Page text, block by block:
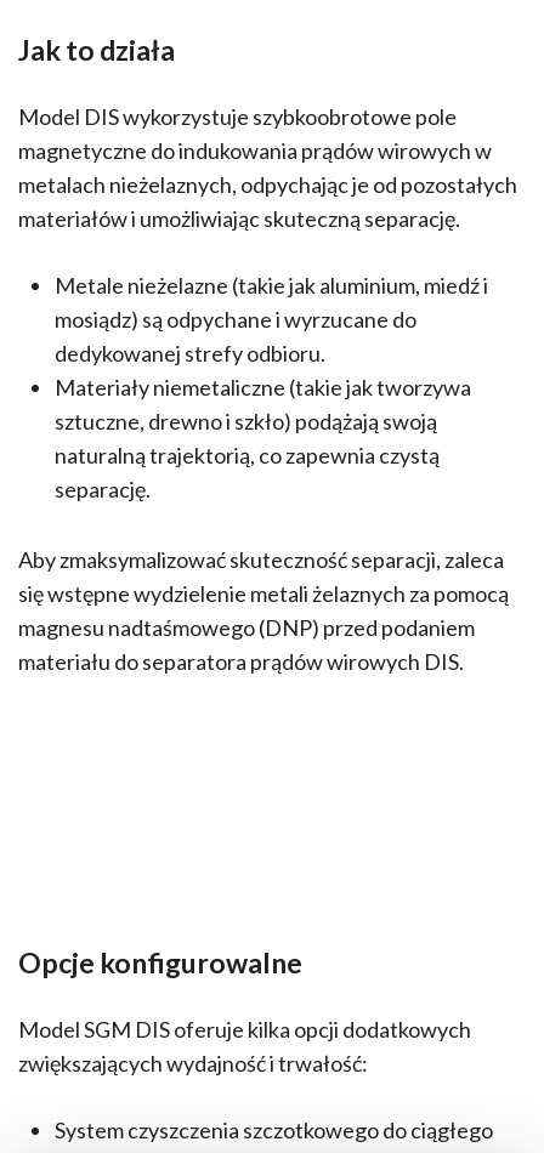
Jak to działa
Model DIS wykorzystuje szybkoobrotowe pole
magnetyczne do indukowania prądów wirowych w
metalach nieżelaznych, odpychając je od pozostałych
materiałów i umożliwiając skuteczną separację.
Metale nieżelazne (takie jak aluminium, miedź i
mosiądz) są odpychane i wyrzucane do
dedykowanej strefy odbioru.
Materiały niemetaliczne (takie jak tworzywa
sztuczne, drewno i szkło) podążają swoją
naturalną trajektorią, co zapewnia czystą
separację.
Aby zmaksymalizować skuteczność separacji, zaleca
się wstępne wydzielenie metali żelaznych za pomocą
magnesu nadtaśmowego (DNP) przed podaniem
materiału do separatora prądów wirowych DIS.
Opcje konfigurowalne
Model SGM DIS oferuje kilka opcji dodatkowych
zwiększających wydajność i trwałość:
System czyszczenia szczotkowego do ciągłego